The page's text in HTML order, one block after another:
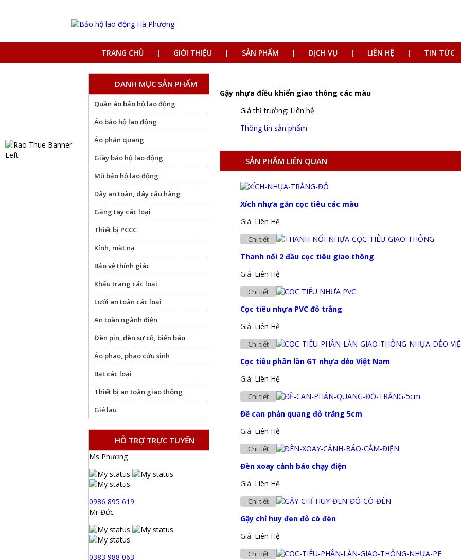
TRANG CHỦ GIỚI THIỆU SẢN PHẨM DỊCH VỤ LIÊN HỆ TIN TỨC
Gậy nhựa điều khiển giao thông các màu
Giá thị trường: Liên hệ
Thông tin sản phẩm
SẢN PHẨM LIÊN QUAN
Xích nhựa gắn cọc tiêu các màu
Giá: Liên Hệ
Chi tiết
Thanh nối 2 đầu cọc tiêu giao thông
Giá: Liên Hệ
Chi tiết
Cọc tiêu nhựa PVC đỏ trắng
Giá: Liên Hệ
Chi tiết
Cọc tiêu phân làn GT nhựa dẻo Việt Nam
Giá: Liên Hệ
Chi tiết
Đề can phản quang đỏ trắng 5cm
Giá: Liên Hệ
Chi tiết
Đèn xoay cảnh báo chạy điện
Giá: Liên Hệ
Chi tiết
Gậy chỉ huy đen đỏ có đèn
Giá: Liên Hệ
Chi tiết
DANH MỤC SẢN PHẨM
Quần áo bảo hộ lao động
Áo bảo hộ lao động
Áo phản quang
Giày bảo hộ lao động
Mũ bảo hộ lao động
Dây an toàn, dây cẩu hàng
Găng tay các loại
Thiết bị PCCC
Kính, mặt nạ
Bảo vệ thính giác
Khẩu trang các loại
Lưới an toàn các loại
An toàn ngành điện
Đèn pin, đèn sự cố, biển báo
Áo phao, phao cứu sinh
Bạt các loại
Thiết bị an toàn giao thông
Giẻ lau
HỖ TRỢ TRỰC TUYẾN
Ms Phương
0986 895 619
Mr Đức
0383 988 063